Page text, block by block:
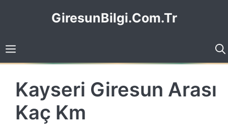
GiresunBilgi.Com.Tr
Kayseri Giresun Arası
Kaç Km